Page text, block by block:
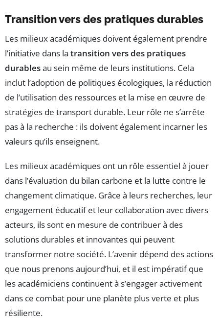
Transition vers des pratiques durables
Les milieux académiques doivent également prendre
l’initiative dans la transition vers des pratiques
durablesau sein même de leurs institutions. Cela
inclut l’adoption de politiques écologiques, la réduction
de l’utilisation des ressources et la mise en œuvre de
stratégies de transport durable. Leur rôle ne s’arrête
pas à la recherche : ils doivent également incarner les
valeurs qu’ils enseignent.
Les milieux académiques ont un rôle essentiel à jouer
dans l’évaluation du bilan carbone et la lutte contre le
changement climatique. Grâce à leurs recherches, leur
engagement éducatif et leur collaboration avec divers
acteurs, ils sont en mesure de contribuer à des
solutions durables et innovantes qui peuvent
transformer notre société. L’avenir dépend des actions
que nous prenons aujourd’hui, et il est impératif que
les académiciens continuent à s’engager activement
dans ce combat pour une planète plus verte et plus
résiliente.